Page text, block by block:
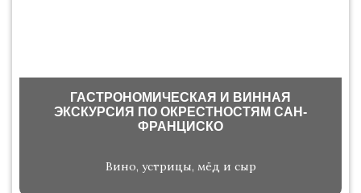
ГАСТРОНОМИЧЕСКАЯ И ВИННАЯ
ЭКСКУРСИЯ ПО ОКРЕСТНОСТЯМ САН-
ФРАНЦИСКО
Вино, устрицы, мёд и сыр